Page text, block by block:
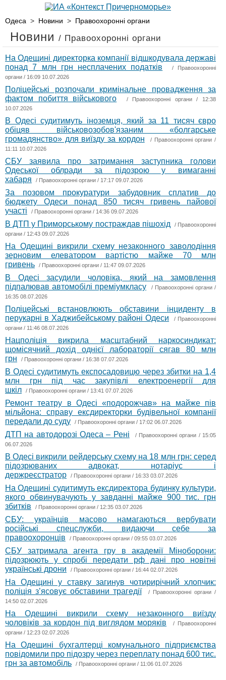
Одеса > Новини > Правоохоронні органи
Новини / Правоохоронні органи
На Одещині директорка компанії відшкодувала державі
понад 7 млн грн несплачених податків
/ Правоохоронні
органи / 16:09 10.07.2026
Поліцейські розпочали кримінальне провадження за
фактом побиття військового
/ Правоохоронні органи/ 12:38
10.07.2026
В Одесі судитимуть іноземця, який за 11 тисяч євро
обіцяв військовозобов'язаним «болгарське
громадянство» для виїзду за кордон
/ Правоохоронні органи /
11:11 10.07.2026
СБУ заявила про затримання заступника голови
Одеської облради за підозрою у вимаганні
хабаря
/ Правоохоронні органи / 17:17 09.07.2026
За позовом прокуратури забудовник сплатив до
бюджету Одеси понад 850 тисяч гривень пайової
участі
/ Правоохоронні органи / 14:36 09.07.2026
В ДТП у Приморському постраждав пішохід / Правоохоронні
органи / 12:43 09.07.2026
На Одещині викрили схему незаконного заволодіння
зерновим елеватором вартістю майже 70 млн
гривень
/ Правоохоронні органи / 11:47 09.07.2026
В Одесі засудили чоловіка, який на замовлення
підпалював автомобілі преміумкласу
/ Правоохоронні органи /
16:35 08.07.2026
Поліцейські встановлюють обставини інциденту в
перукарні в Хаджибейському районі Одеси
/ Правоохоронні
органи / 11:46 08.07.2026
Нацполіція викрила масштабний наркосиндикат:
щомісячний дохід однієї лабораторії сягав 80 млн
грн
/ Правоохоронні органи / 16:38 07.07.2026
В Одесі судитимуть експосадовицю через збитки на 1,4
млн грн під час закупівлі електроенергії для
шкіл
/ Правоохоронні органи / 13:41 07.07.2026
Ремонт театру в Одесі «подорожчав» на майже пів
мільйона: справу ексдиректорки будівельної компанії
передали до суду
/ Правоохоронні органи / 17:02 06.07.2026
ДТП на автодорозі Одеса – Рені / Правоохоронні органи / 15:05
06.07.2026
В Одесі викрили рейдерську схему на 18 млн грн: серед
підозрюваних адвокат, нотаріус і
держреєстратор
/ Правоохоронні органи / 16:33 03.07.2026
На Одещині судитимуть ексдиректора будинку культури,
якого обвинувачують у завданні майже 900 тис. грн
збитків
/ Правоохоронні органи / 12:35 03.07.2026
СБУ: українців масово намагаються вербувати
російські спецслужби, видаючи себе за
правоохоронців
/ Правоохоронні органи / 09:55 03.07.2026
СБУ затримала агента гру в академії Міноборони:
підозрюють у спробі передати рф дані про новітні
українські дрони
/ Правоохоронні органи / 16:44 02.07.2026
На Одещині у ставку загинув чотирирічний хлопчик:
поліція з’ясовує обставини трагедії
/ Правоохоронні органи /
14:50 02.07.2026
На Одещині викрили схему незаконного виїзду
чоловіків за кордон під виглядом моряків
/ Правоохоронні
органи / 12:23 02.07.2026
На Одещині бухгалтерці комунального підприємства
повідомили про підозру через переплату понад 600 тис.
грн за автомобіль
/ Правоохоронні органи / 11:06 01.07.2026